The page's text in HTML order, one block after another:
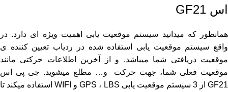
اس GF21
همانطور که میدانید سیستم موقعیت یابی اهمیت ویژه ای دارد. در
واقع سیستم موقعیت یابی استفاده شده در ردیاب تعیین کننده ی
موقعیت دریافتی شما میباشد. و از آخرین اطلاعات حرکتی مانند
موقعیت فعلی شما، جهت حرکت و… مطلع میشوید. جی پی اس
GF21 از 3 سیستم موقعیت یابی GPS ، LBS و WIFI استفاده میکند تا